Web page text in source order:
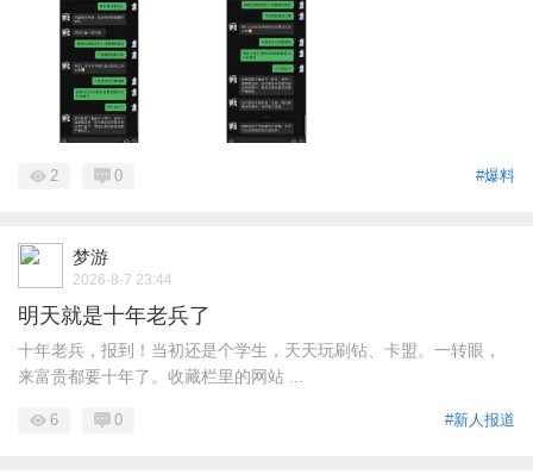
#爆料
2 0
梦游
2026-8-7 23:44
明天就是十年老兵了
十年老兵，报到！当初还是个学生，天天玩刷钻、卡盟。一转眼，
来富贵都要十年了。收藏栏里的网站 ...
#新人报道
6 0